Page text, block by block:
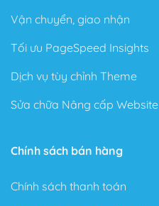
Vận chuyển, giao nhận
Tối ưu PageSpeed Insights
Dịch vụ tùy chỉnh Theme
Sửa chữa Nâng cấp Website
Chính sách bán hàng
Chính sách thanh toán